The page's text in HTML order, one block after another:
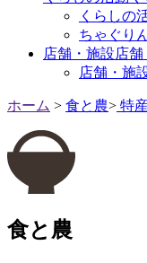
くらしの
ちゃぐり
店舗・施設店舗
店舗・施
ホーム > 食と農> 特
食と農